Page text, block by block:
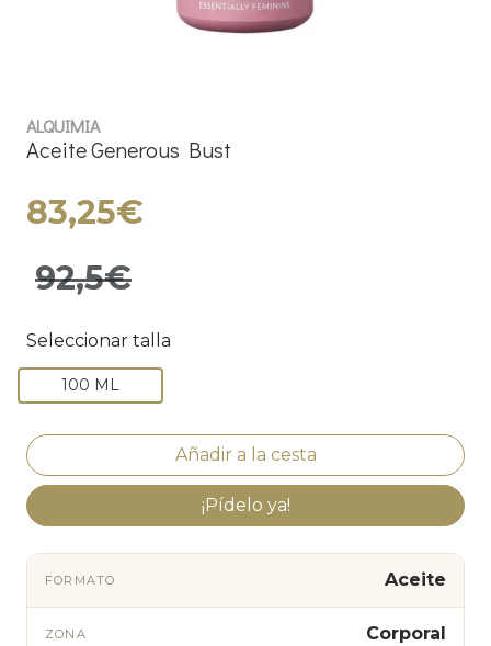
ALQUIMIA
Aceite Generous Bust
83,25€
92,5€
Seleccionar talla
100 ML
¡Pídelo ya!
FORMATO Aceite
ZONA Corporal